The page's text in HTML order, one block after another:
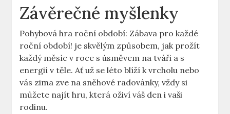
Závěrečné myšlenky
Pohybová hra roční období: Zábava pro každé
roční období! je skvělým způsobem, jak prožít
každý měsíc v roce s úsměvem na tváři a s
energií v těle. Ať už se léto blíží k vrcholu nebo
vás zima zve na sněhové radovánky, vždy si
můžete najít hru, která oživí váš den i vaši
rodinu.